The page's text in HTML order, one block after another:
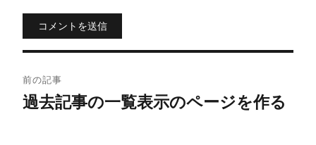
コメントを送信
稿
前の記事
過去記事の一覧表示のページを作る